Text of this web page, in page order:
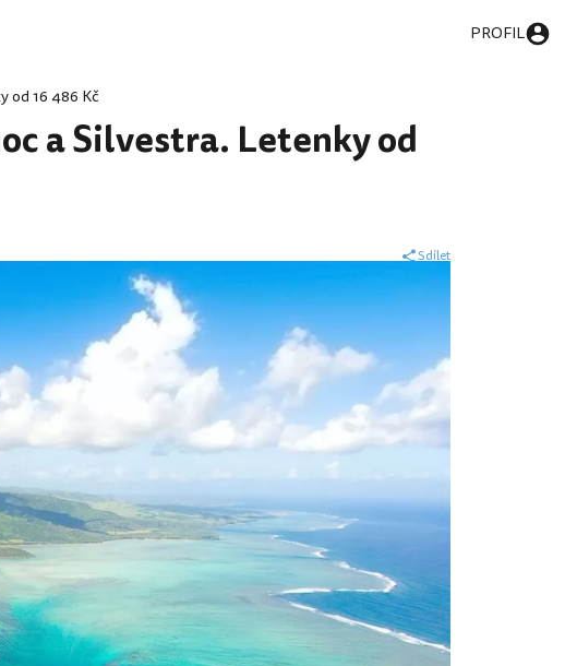
PROFIL
od 16 486 Kč
a Silvestra. Letenky od
Sdílet